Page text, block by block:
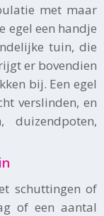
met maar
egel een handje
tuin, die
er bovendien
bij. Een egel
verslinden, en
duizendpoten,
schuttingen of
of een aantal